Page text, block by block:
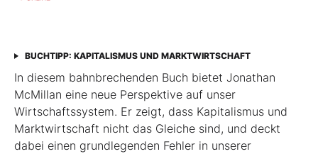
BUCHTIPP: KAPITALISMUS UND MARKTWIRTSCHAFT
In diesem bahnbrechenden Buch bietet Jonathan
McMillan eine neue Perspektive auf unser
Wirtschaftssystem. Er zeigt, dass Kapitalismus und
Marktwirtschaft nicht das Gleiche sind, und deckt
dabei einen grundlegenden Fehler in unserer